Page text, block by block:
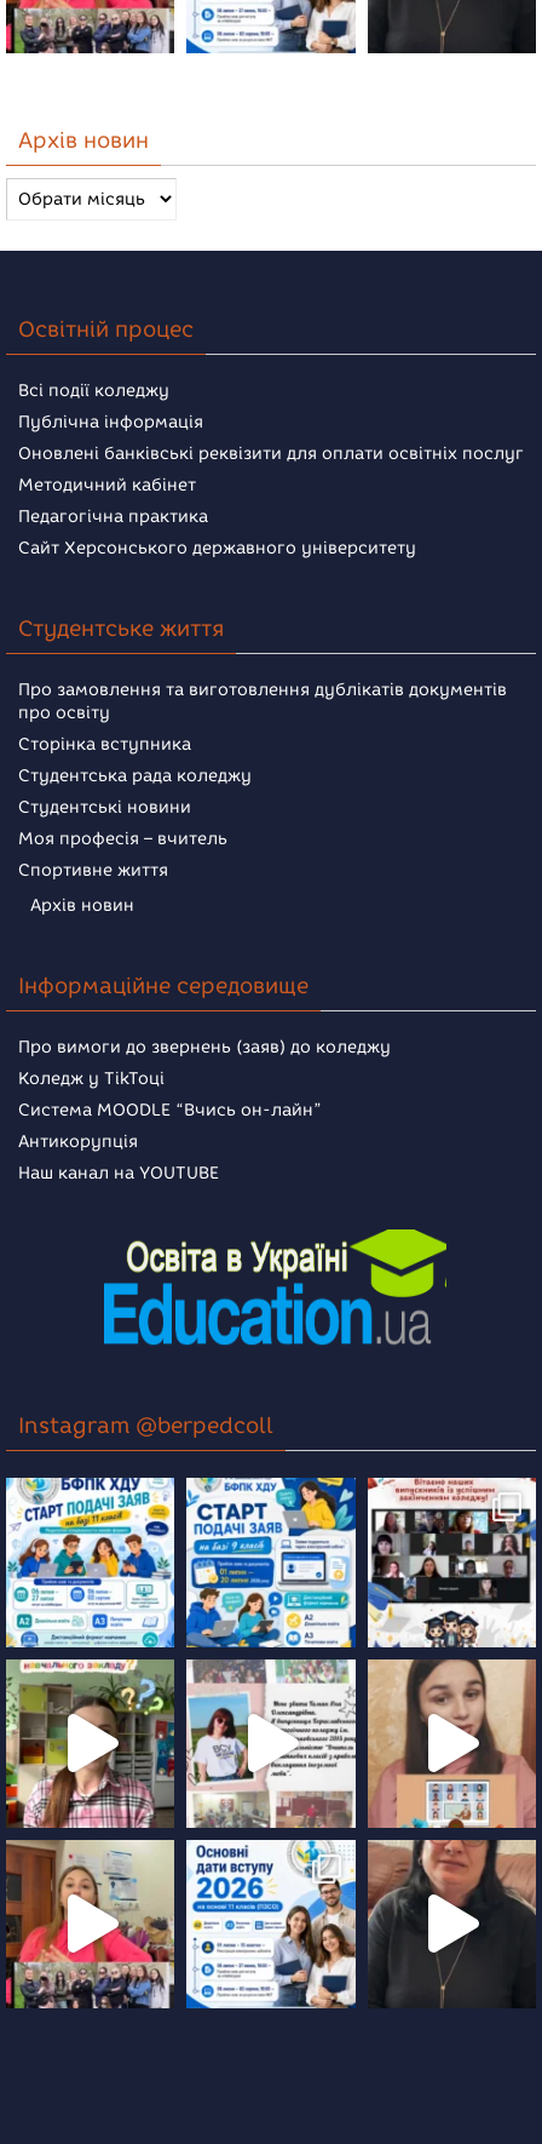
Архів новин
Архів
новин
Освітній процес
Всі події коледжу
Публічна інформація
Оновлені банківські реквізити для оплати освітніх послуг
Методичний кабінет
Педагогічна практика
Сайт Херсонського державного університету
Студентське життя
Про замовлення та виготовлення дублікатів документів
про освіту
Сторінка вступника
Студентська рада коледжу
Студентські новини
Моя професія – вчитель
Спортивне життя
Архів новин
Інформаційне середовище
Про вимоги до звернень (заяв) до коледжу
Коледж у TikToці
Система MOODLE “Вчись он-лайн”
Антикорупція
Наш канал на YOUTUBE
Instagram @berpedcoll